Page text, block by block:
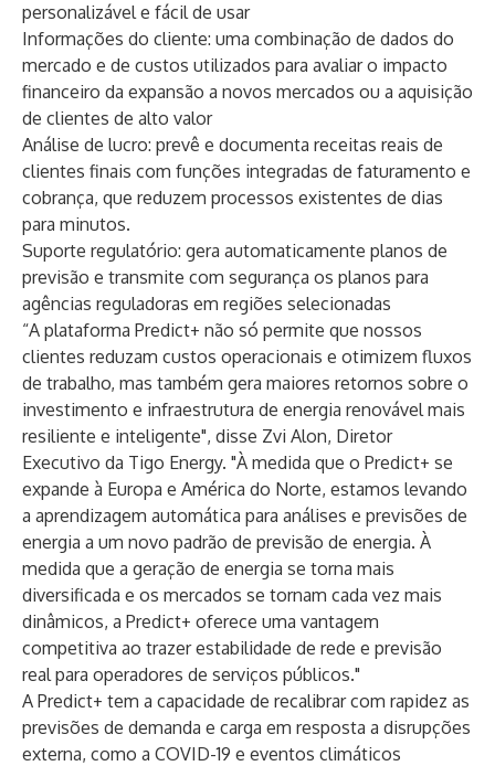
personalizável e fácil de usar
Informações do cliente: uma combinação de dados do
mercado e de custos utilizados ​​para avaliar o impacto
financeiro da expansão a novos mercados ou a aquisição
de clientes de alto valor
Análise de lucro: prevê e documenta receitas reais de
clientes finais com funções integradas de faturamento e
cobrança, que reduzem processos existentes de dias
para minutos.
Suporte regulatório: gera automaticamente planos de
previsão e transmite com segurança os planos para
agências reguladoras em regiões selecionadas
“A plataforma Predict+ não só permite que nossos
clientes reduzam custos operacionais e otimizem fluxos
de trabalho, mas também gera maiores retornos sobre o
investimento e infraestrutura de energia renovável mais
resiliente e inteligente", disse Zvi Alon, Diretor
Executivo da Tigo Energy. "À medida que o Predict+ se
expande à Europa e América do Norte, estamos levando
a aprendizagem automática para análises e previsões de
energia a um novo padrão de previsão de energia. À
medida que a geração de energia se torna mais
diversificada e os mercados se tornam cada vez mais
dinâmicos, a Predict+ oferece uma vantagem
competitiva ao trazer estabilidade de rede e previsão
real para operadores de serviços públicos."
A Predict+ tem a capacidade de recalibrar com rapidez as
previsões de demanda e carga em resposta a disrupções
externa, como a COVID-19 e eventos climáticos